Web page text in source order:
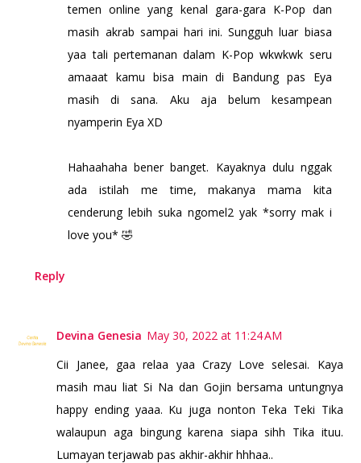
temen online yang kenal gara-gara K-Pop dan
masih akrab sampai hari ini. Sungguh luar biasa
yaa tali pertemanan dalam K-Pop wkwkwk seru
amaaat kamu bisa main di Bandung pas Eya
masih di sana. Aku aja belum kesampean
nyamperin Eya XD
Hahaahaha bener banget. Kayaknya dulu nggak
ada istilah me time, makanya mama kita
cenderung lebih suka ngomel2 yak *sorry mak i
love you* 🤣
Reply
Devina Genesia May 30, 2022 at 11:24 AM
Cii Janee, gaa relaa yaa Crazy Love selesai. Kaya
masih mau liat Si Na dan Gojin bersama untungnya
happy ending yaaa. Ku juga nonton Teka Teki Tika
walaupun aga bingung karena siapa sihh Tika ituu.
Lumayan terjawab pas akhir-akhir hhhaa..